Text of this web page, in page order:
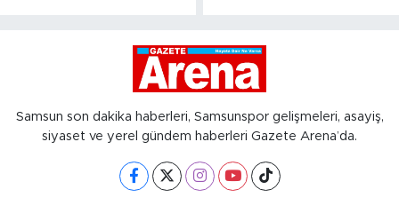
Samsun son dakika haberleri, Samsunspor gelişmeleri, asayiş,
siyaset ve yerel gündem haberleri Gazete Arena’da.